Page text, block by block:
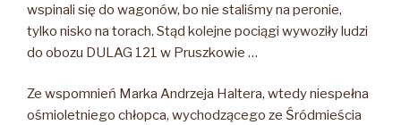
wspinali się do wagonów, bo nie staliśmy na peronie,
tylko nisko na torach. Stąd kolejne pociągi wywoziły ludzi
do obozu DULAG 121 w Pruszkowie …
Ze wspomnień Marka Andrzeja Haltera, wtedy niespełna
ośmioletniego chłopca, wychodzącego ze Śródmieścia